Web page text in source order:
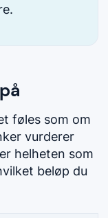
føles som om
vurderer
helheten som
beløp du